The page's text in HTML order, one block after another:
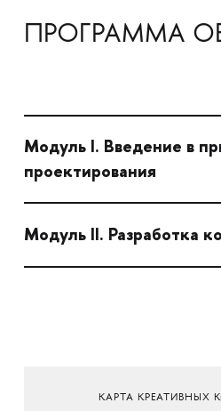
ПРОГРАММА
Модуль I. Введение в
проектирования
Модуль II. Разработка
КАРТА КРЕАТИВНЫХ